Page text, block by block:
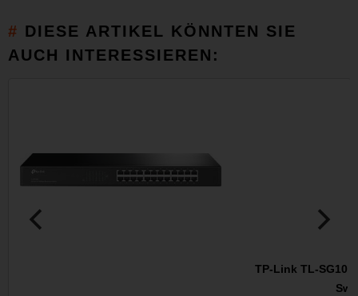
DIESE ARTIKEL KÖNNTEN SIE
AUCH INTERESSIEREN:
TP-Link TL-